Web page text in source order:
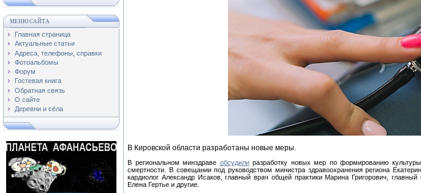
МЕНЮ САЙТА
Главная страница
Актуальные статьи
Адреса, телефоны, справки
Фотоальбомы
Форум
Гостевая книга
Обратная связь
О сайте
Деревни и сёла
В Кировской области разработаны новые меры.
В региональном минздраве обсудилиразработку новых мер по формированию культуры
смертности. В совещании под руководством министра здравоохранения региона
кардиолог Александр Исаков, главный врач общей практики Марина Григорович,
Елена Гертье и другие.